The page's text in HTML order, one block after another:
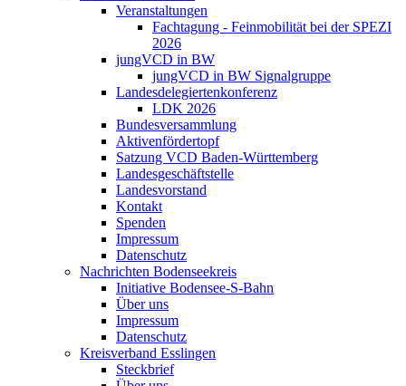
Veranstaltungen
Fachtagung - Feinmobilität bei der SPEZI
2026
jungVCD in BW
jungVCD in BW Signalgruppe
Landesdelegiertenkonferenz
LDK 2026
Bundesversammlung
Aktivenfördertopf
Satzung VCD Baden-Württemberg
Landesgeschäftstelle
Landesvorstand
Kontakt
Spenden
Impressum
Datenschutz
Nachrichten Bodenseekreis
Initiative Bodensee-S-Bahn
Über uns
Impressum
Datenschutz
Kreisverband Esslingen
Steckbrief